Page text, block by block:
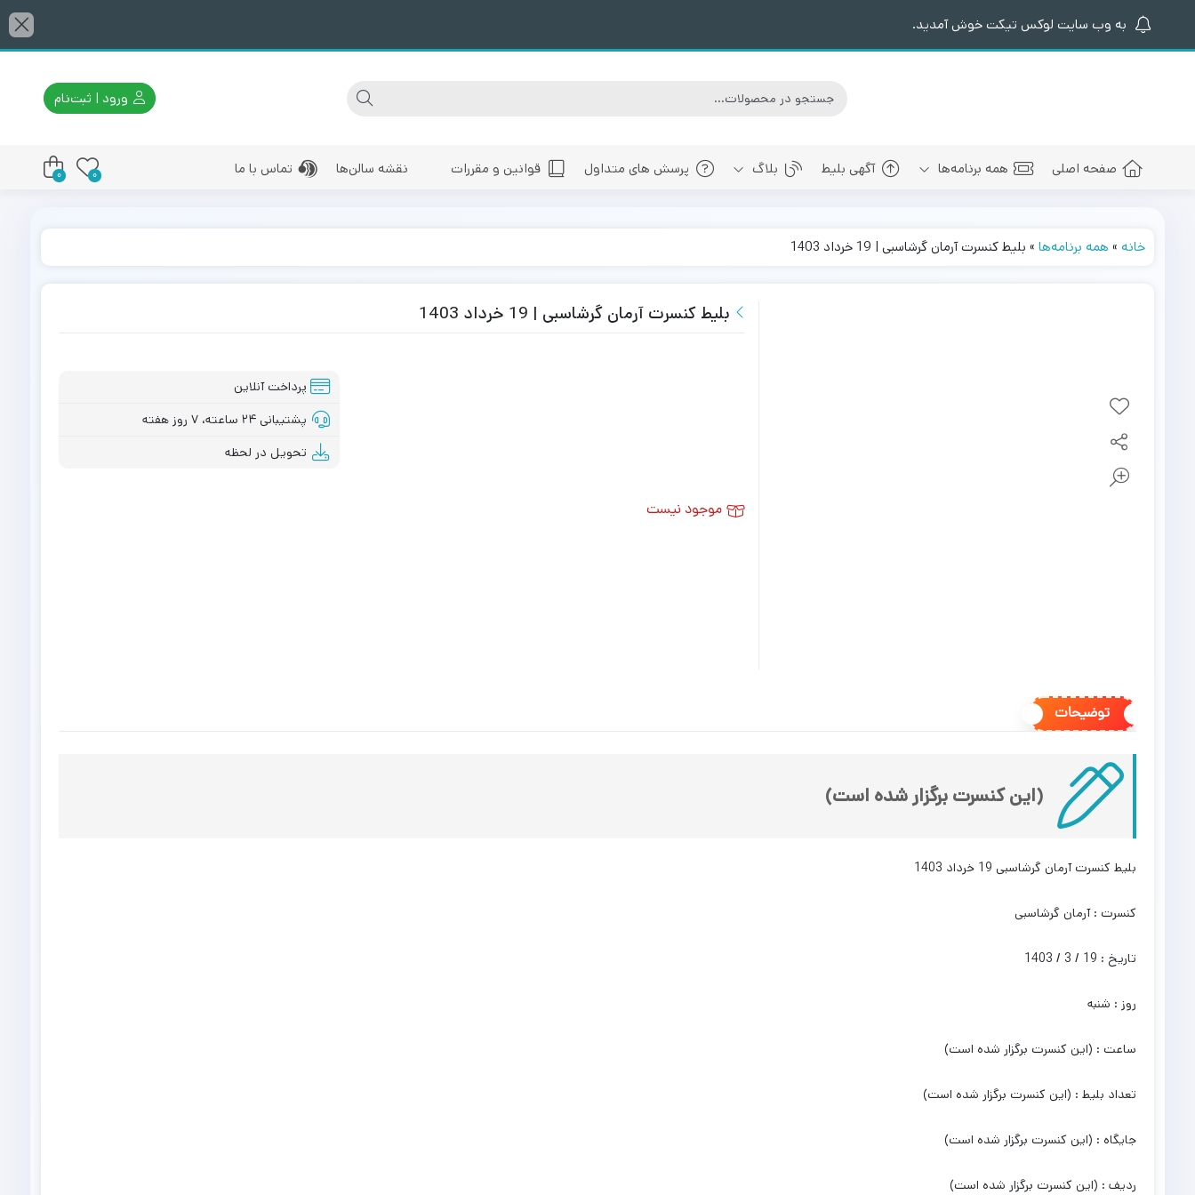
به وب سایت لوکس تیکت خوش آمدید.
ورود | ثبت‌نام
صفحه اصلی همه برنامه‌ها
بلیط کنسرت های پیش رو شیراز
آگهی بلیط بلاگ پرسش های متداول قوانین و مقررات نقشه سالن‌ها تماس با ما 0
0
خانه» همه برنامه‌ها» بلیط کنسرت آرمان گرشاسبی | 19 خرداد 1403
بلیط کنسرت آرمان گرشاسبی | 19 خرداد 1403
پرداخت آنلاین
پشتیبانی ۲۴ ساعته، ۷ روز هفته
تحویل در لحظه
موجود نیست
توضیحات
(این کنسرت برگزار شده است)
بلیط کنسرت آرمان گرشاسبی 19 خرداد 1403
کنسرت : آرمان گرشاسبی
تاریخ : 19 / 3 / 1403
روز : شنبه
ساعت : (این کنسرت برگزار شده است)
تعداد بلیط : (این کنسرت برگزار شده است)
جایگاه : (این کنسرت برگزار شده است)
ردیف : (این کنسرت برگزار شده است)